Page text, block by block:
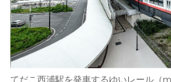
てだこ西浦駅を発車するゆいレール